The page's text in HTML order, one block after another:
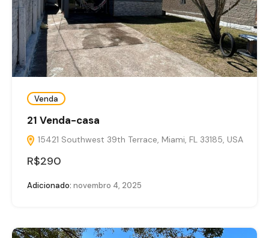
Venda
21 Venda-casa
15421 Southwest 39th Terrace, Miami, FL 33185, USA
R$290
Adicionado: novembro 4, 2025